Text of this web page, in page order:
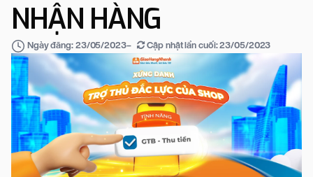
NHẬN HÀNG
Ngày đăng: 23/05/2023– Cập nhật lần cuối:23/05/2023